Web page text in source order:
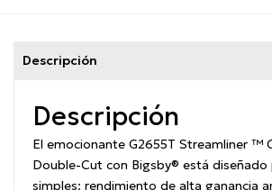
Descripción
Descripción
El emocionante G2655T Streamliner ™
Double-Cut con Bigsby® está diseñado
simples: rendimiento de alta ganancia